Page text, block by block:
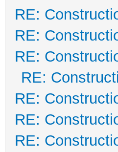
RE:
RE:
RE:
RE:
RE:
RE:
RE: